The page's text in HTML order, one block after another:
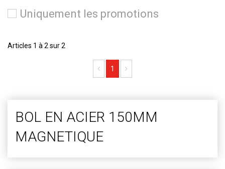
Uniquement les promotions
Articles 1 à 2 sur 2
Previous
1
BOL EN ACIER 150MM
MAGNETIQUE